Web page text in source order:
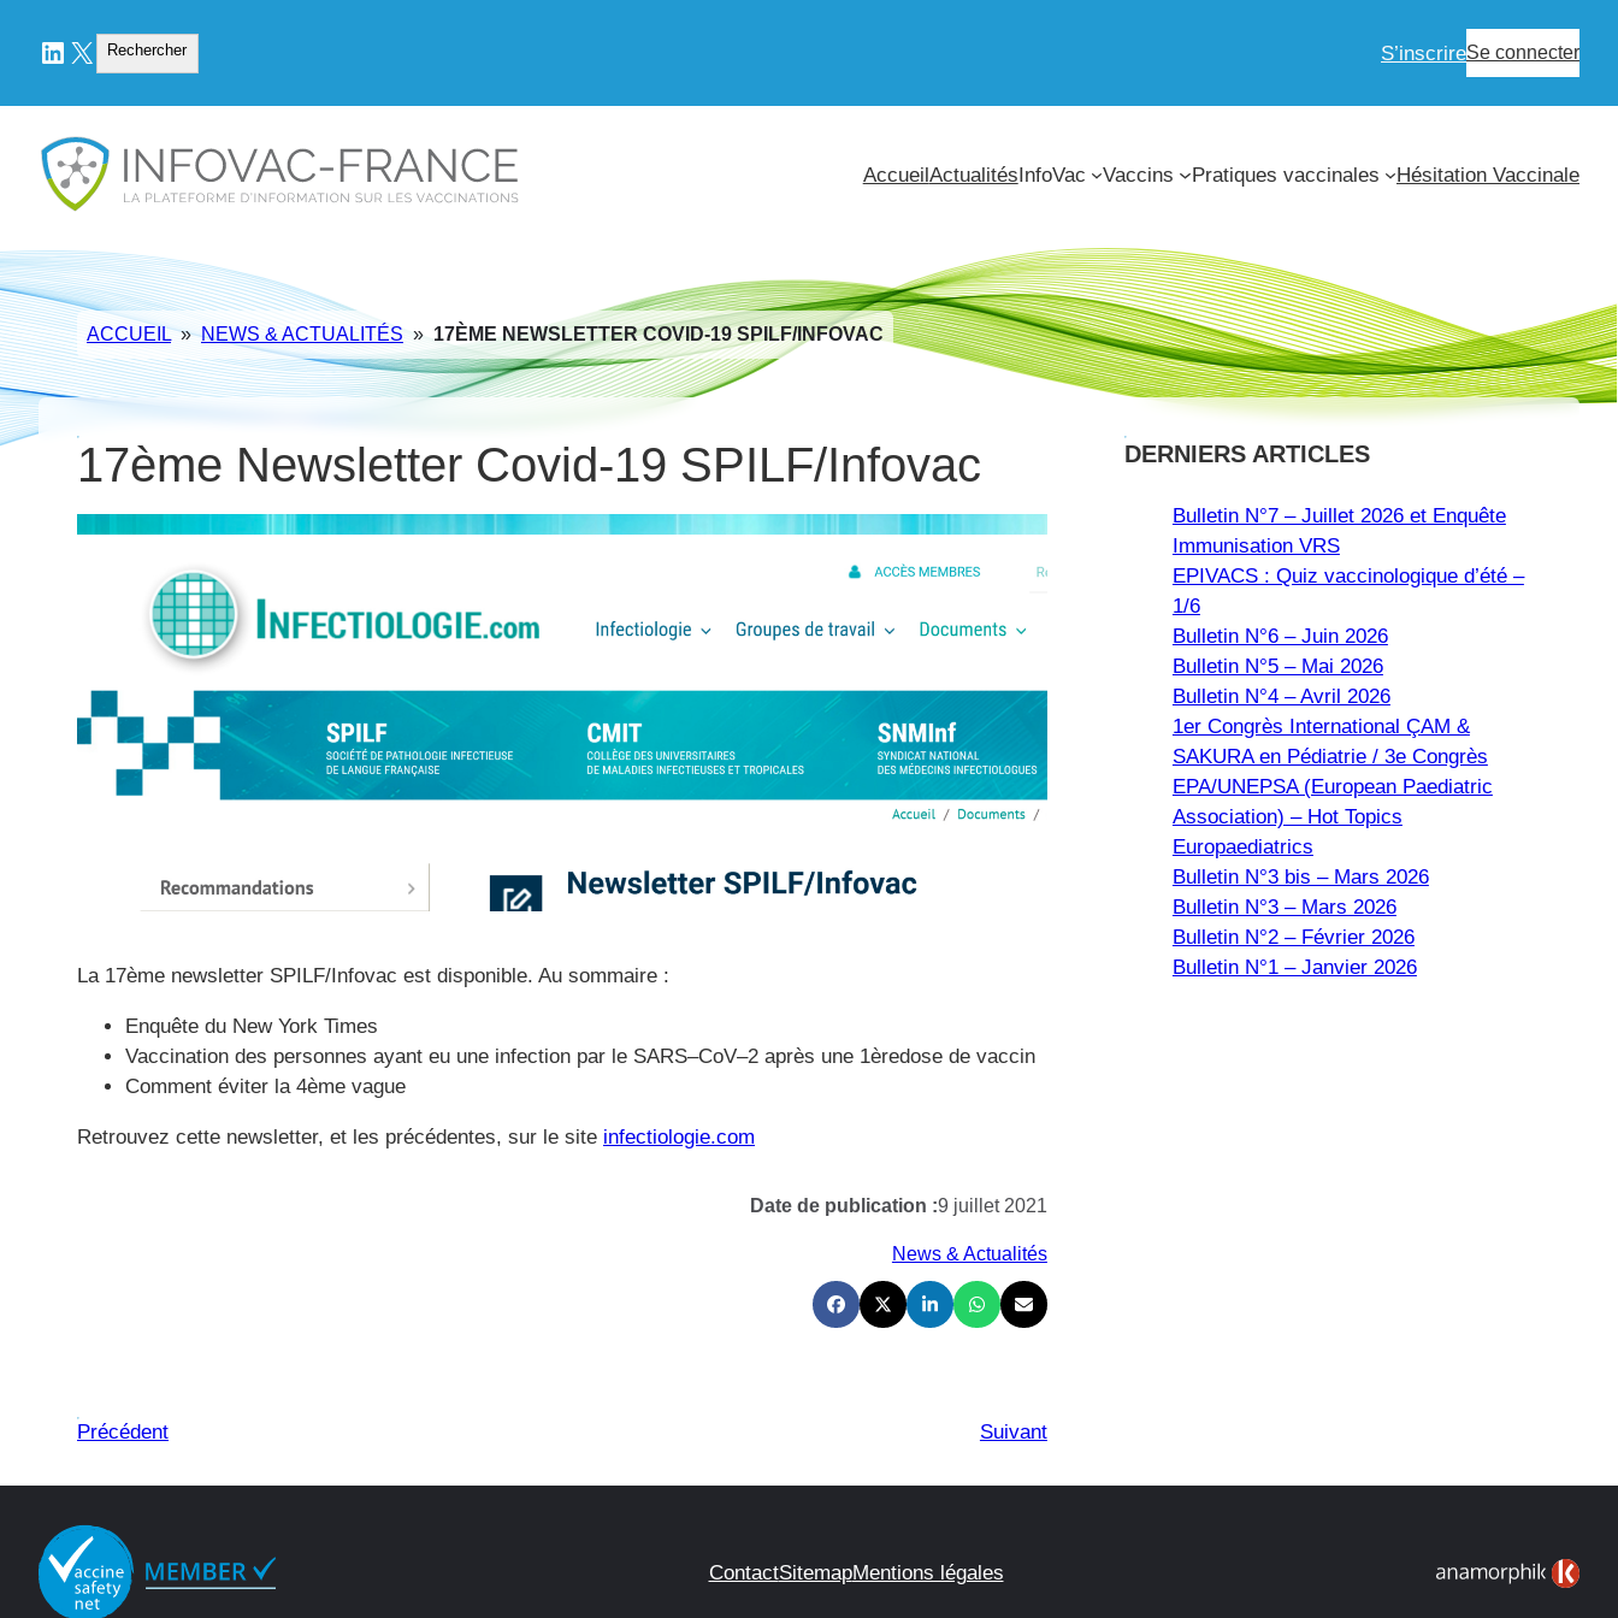
LinkedIn
X Rechercher
Rechercher S’inscrireSe connecter
AccueilActualitésInfoVac Vaccins Pratiques vaccinales Hésitation Vaccinale
ACCUEIL » NEWS & ACTUALITÉS » 17ÈME NEWSLETTER COVID-19 SPILF/INFOVAC
17ème Newsletter Covid-19 SPILF/Infovac
La 17ème newsletter SPILF/Infovac est disponible. Au sommaire :
Enquête du New York Times
Vaccination des personnes ayant eu une infection par le SARS–CoV–2 après une 1èredose de vaccin
Comment éviter la 4ème vague
Retrouvez cette newsletter, et les précédentes, sur le site infectiologie.com
Date de publication :9 juillet 2021
News & Actualités
Précédent Suivant
DERNIERS ARTICLES
Bulletin N°7 – Juillet 2026 et Enquête
Immunisation VRS
EPIVACS : Quiz vaccinologique d’été –
1/6
Bulletin N°6 – Juin 2026
Bulletin N°5 – Mai 2026
Bulletin N°4 – Avril 2026
1er Congrès International ÇAM &
SAKURA en Pédiatrie / 3e Congrès
EPA/UNEPSA (European Paediatric
Association) – Hot Topics
Europaediatrics
Bulletin N°3 bis – Mars 2026
Bulletin N°3 – Mars 2026
Bulletin N°2 – Février 2026
Bulletin N°1 – Janvier 2026
ContactSitemapMentions légales